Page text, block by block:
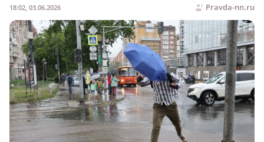
Pravda-nn.ru
18:02, 03.06.2026